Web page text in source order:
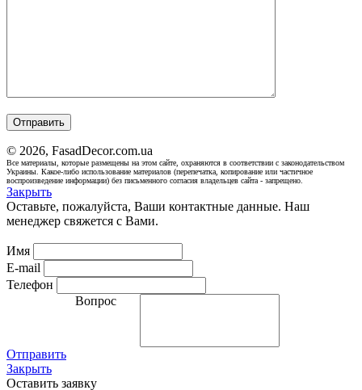
© 2026, FasadDecor.com.ua
Все материалы, которые размещены на этом сайте, охраняются в соответствии с законодательством
Украины. Какое-либо использование материалов (перепечатка, копирование или частичное
воспроизведение информации) без письменного согласия владельцев сайта - запрещено.
Закрыть
Оставьте, пожалуйста, Ваши контактные данные. Наш
менеджер свяжется с Вами.
Имя
E-mail
Телефон
Вопрос
Отправить
Закрыть
Оставить заявку